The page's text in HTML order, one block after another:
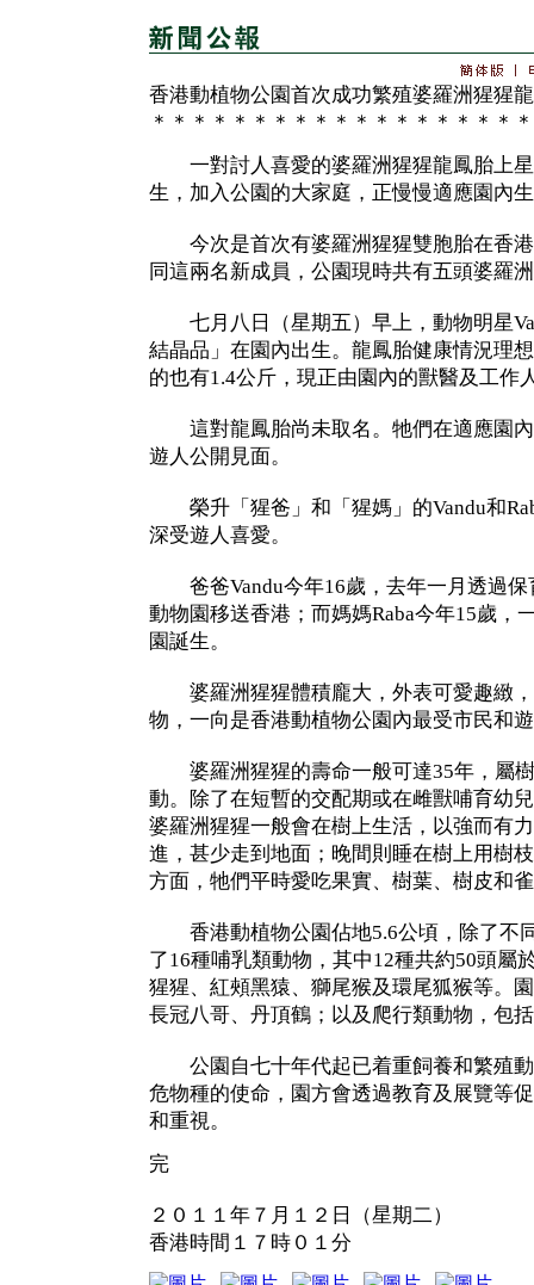
香港動植物公園首次成功繁殖婆羅洲猩猩
＊＊＊＊＊＊＊＊＊＊＊＊＊＊＊＊＊＊
一對討人喜愛的婆羅洲猩猩龍鳳胎上星
生，加入公園的大家庭，正慢慢適應園內
今次是首次有婆羅洲猩猩雙胞胎在香港
同這兩名新成員，公園現時共有五頭婆羅
七月八日（星期五）早上，動物明星
結晶品」在園內出生。龍鳳胎健康情況理
的也有1.4公斤，現正由園內的獸醫及工作
這對龍鳳胎尚未取名。牠們在適應園內
遊人公開見面。
榮升「猩爸」和「猩媽」的Vandu和
深受遊人喜愛。
爸爸Vandu今年16歲，去年一月透過保
動物園移送香港；而媽媽Raba今年15歲，
園誕生。
婆羅洲猩猩體積龐大，外表可愛趣緻，
物，一向是香港動植物公園內最受市民和
婆羅洲猩猩的壽命一般可達35年，屬樹
動。除了在短暫的交配期或在雌獸哺育幼
婆羅洲猩猩一般會在樹上生活，以強而有
進，甚少走到地面；晚間則睡在樹上用樹
方面，牠們平時愛吃果實、樹葉、樹皮
香港動植物公園佔地5.6公頃，除了不
了16種哺乳類動物，其中12種共約50頭屬
猩猩、紅頰黑猿、獅尾猴及環尾狐猴等。
長冠八哥、丹頂鶴；以及爬行類動物，包
公園自七十年代起已着重飼養和繁殖動
危物種的使命，園方會透過教育及展覽等
和重視。
完
２０１１年７月１２日（星期二）
香港時間１７時０１分